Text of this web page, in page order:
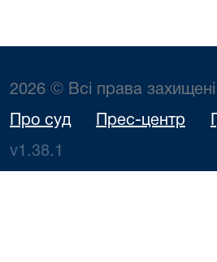
2026 © Всі права захищені
Про суд Прес-центр
v1.38.1